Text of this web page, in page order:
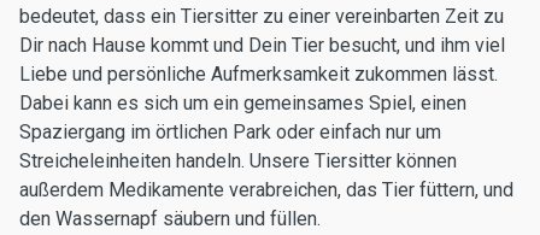
bedeutet, dass ein Tiersitter zu einer vereinbarten Zeit zu
Dir nach Hause kommt und Dein Tier besucht, und ihm viel
Liebe und persönliche Aufmerksamkeit zukommen lässt.
Dabei kann es sich um ein gemeinsames Spiel, einen
Spaziergang im örtlichen Park oder einfach nur um
Streicheleinheiten handeln. Unsere Tiersitter können
außerdem Medikamente verabreichen, das Tier füttern, und
den Wassernapf säubern und füllen.